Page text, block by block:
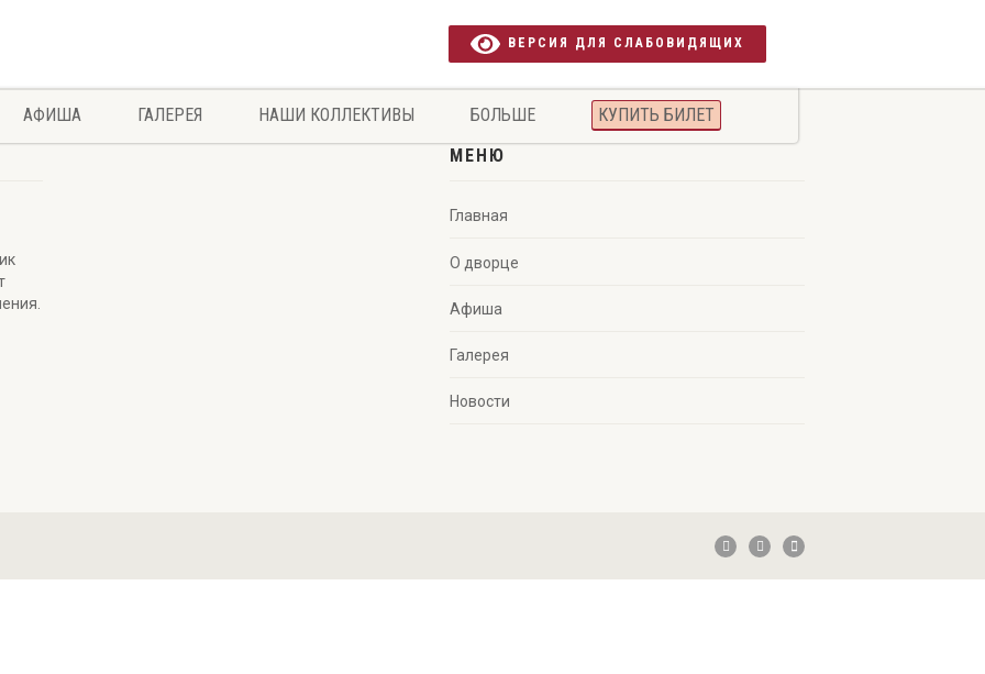
ВЕРСИЯ ДЛЯ СЛАБОВИДЯЩИХ
АФИША ГАЛЕРЕЯ НАШИ КОЛЛЕКТИВЫ БОЛЬШЕ
КУПИТЬ БИЛЕТ
МЕНЮ
Главная
О дворце
Афиша
Галерея
Новости